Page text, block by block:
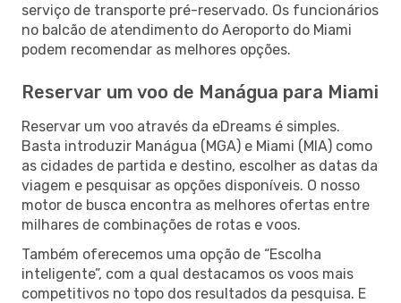
serviço de transporte pré-reservado. Os funcionários
no balcão de atendimento do Aeroporto do Miami
podem recomendar as melhores opções.
Reservar um voo de Manágua para Miami
Reservar um voo através da eDreams é simples.
Basta introduzir Manágua (MGA) e Miami (MIA) como
as cidades de partida e destino, escolher as datas da
viagem e pesquisar as opções disponíveis. O nosso
motor de busca encontra as melhores ofertas entre
milhares de combinações de rotas e voos.
Também oferecemos uma opção de “Escolha
inteligente”, com a qual destacamos os voos mais
competitivos no topo dos resultados da pesquisa. E